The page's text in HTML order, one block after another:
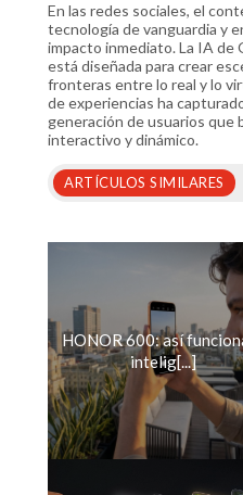
En las redes sociales, el
tecnología de vanguardia y
impacto inmediato. La IA de
está diseñada para crear
fronteras entre lo real y lo
de experiencias ha
generación de usuarios
interactivo y dinámico.
ARTÍCULOS SIMILARES
HONOR 600: así
intelig[...]